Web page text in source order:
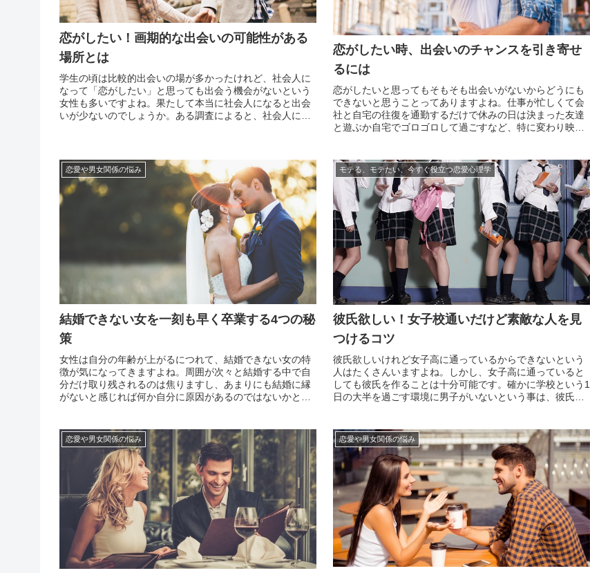
恋がしたい！画期的な出会いの可能性がある
場所とは
学生の頃は比較的出会いの場が多かったけれど、社会人に
なって「恋がしたい」と思っても出会う機会がないという
女性も多いですよね。果たして本当に社会人になると出会
いが少ないのでしょうか。ある調査によると、社会人にな
恋がしたい時、出会いのチャンスを引き寄せ
るには
恋がしたいと思ってもそもそも出会いがないからどうにも
できないと思うことってありますよね。仕事が忙しくて会
社と自宅の往復を通勤するだけで休みの日は決まった友達
と遊ぶか自宅でゴロゴロして過ごすなど、特に変わり映え
できない...
恋愛や男女関係の悩み
結婚できない女を一刻も早く卒業する4つの秘
策
女性は自分の年齢が上がるにつれて、結婚できない女の特
徴が気になってきますよね。周囲が次々と結婚する中で自
分だけ取り残されるのは焦りますし、あまりにも結婚に縁
がないと感じれば何か自分に原因があるのではないかと悩
記事がた...
モテる、モテたい、今すぐ役立つ恋愛心理学
彼氏欲しい！女子校通いだけど素敵な人を見
つけるコツ
彼氏欲しいけれど女子高に通っているからできないという
人はたくさんいますよね。しかし、女子高に通っていると
しても彼氏を作ることは十分可能です。確かに学校という1
日の大半を過ごす環境に男子がいないという事は、彼氏候
があれ...
恋愛や男女関係の悩み 恋愛や男女関係の悩み